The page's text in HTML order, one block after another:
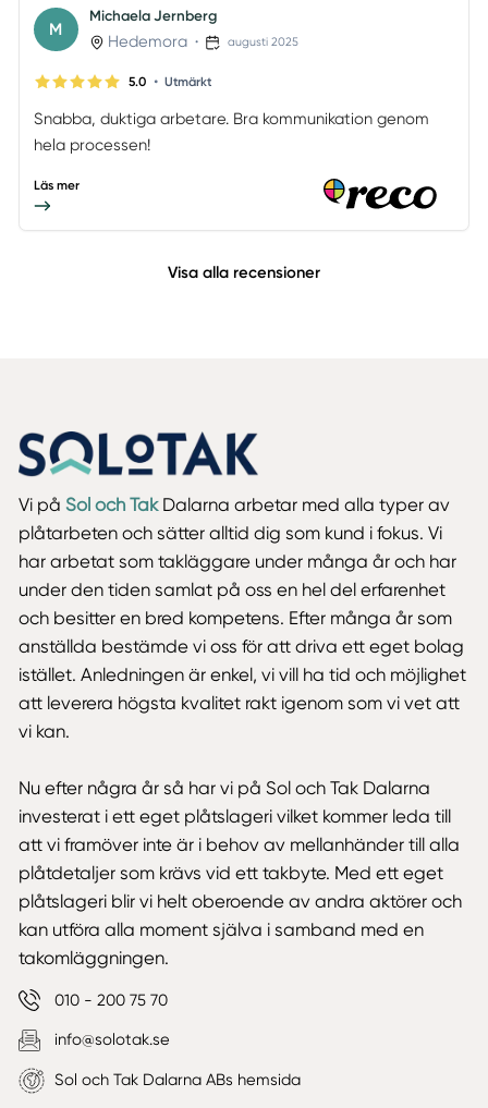
M
Michaela Jernberg
Hedemora • augusti 2025
5.0 • Utmärkt
Snabba, duktiga arbetare. Bra kommunikation genom
hela processen!
Läs mer
Visa alla recensioner
Vi på Sol och TakDalarna arbetar med alla typer av
plåtarbeten och sätter alltid dig som kund i fokus. Vi
har arbetat som takläggare under många år och har
under den tiden samlat på oss en hel del erfarenhet
och besitter en bred kompetens. Efter många år som
anställda bestämde vi oss för att driva ett eget bolag
istället. Anledningen är enkel, vi vill ha tid och möjlighet
att leverera högsta kvalitet rakt igenom som vi vet att
vi kan.
Nu efter några år så har vi på Sol och Tak Dalarna
investerat i ett eget plåtslageri vilket kommer leda till
att vi framöver inte är i behov av mellanhänder till alla
plåtdetaljer som krävs vid ett takbyte. Med ett eget
plåtslageri blir vi helt oberoende av andra aktörer och
kan utföra alla moment själva i samband med en
takomläggningen.
010 - 200 75 70
info@solotak.se
Sol och Tak Dalarna ABs hemsida